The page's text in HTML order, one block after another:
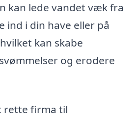
kan lede vandet væk fra
ind i din have eller på
kan skabe
og erodere
rette firma til